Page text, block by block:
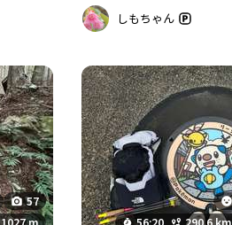
しもちゃん
57
1027 m
56:20
290.6 km